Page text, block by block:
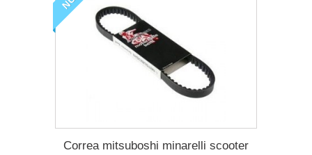
Correa mitsuboshi minarelli scooter